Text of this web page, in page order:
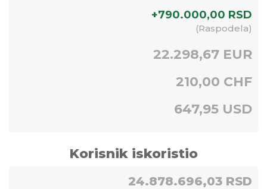
+790.000,00 RSD
(Raspodela)
22.298,67 EUR
210,00 CHF
647,95 USD
Korisnik iskoristio
24.878.696,03 RSD